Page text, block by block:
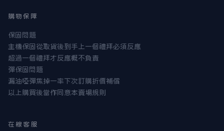
購物保障
保固問題
主機保固從取貨後到手上一個禮拜必須反應
超過一個禮拜才反應概不負責
彈保固問題
漏油啞彈焦掉一率下次訂購折價補償
以上購買後當作同意本賣場規則
在線客服